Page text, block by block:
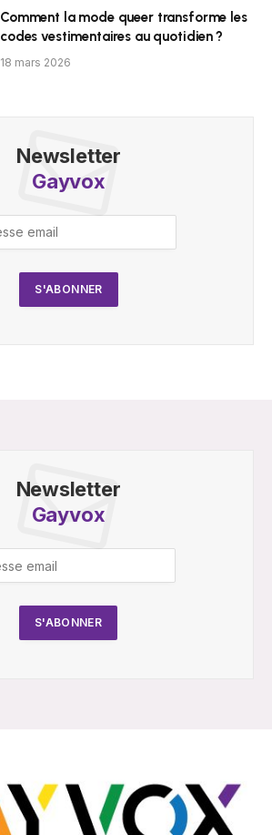
Comment la mode queer transforme les
codes vestimentaires au quotidien ?
18 mars 2026
Newsletter
Gayvox
Newsletter
Gayvox